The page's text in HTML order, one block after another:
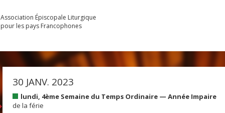
Association Épiscopale Liturgique
pour les pays Francophones
30 JANV. 2023
lundi, 4ème Semaine du Temps Ordinaire — Année Impaire
de la férie